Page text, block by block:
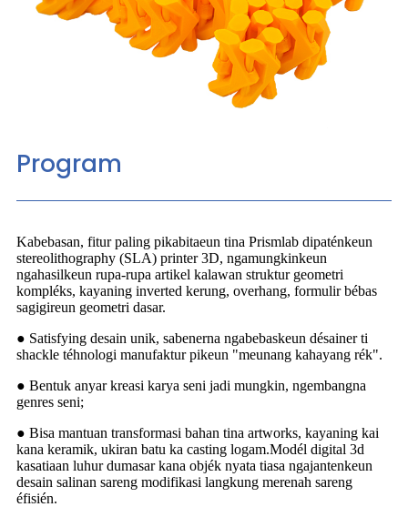
Program
Kabebasan, fitur paling pikabitaeun tina Prismlab dipaténkeun
stereolithography (SLA) printer 3D, ngamungkinkeun
ngahasilkeun rupa-rupa artikel kalawan struktur geometri
kompléks, kayaning inverted kerung, overhang, formulir bébas
sagigireun geometri dasar.
● Satisfying desain unik, sabenerna ngabebaskeun désainer ti
shackle téhnologi manufaktur pikeun "meunang kahayang rék".
● Bentuk anyar kreasi karya seni jadi mungkin, ngembangna
genres seni;
● Bisa mantuan transformasi bahan tina artworks, kayaning kai
kana keramik, ukiran batu ka casting logam.Modél digital 3d
kasatiaan luhur dumasar kana objék nyata tiasa ngajantenkeun
desain salinan sareng modifikasi langkung merenah sareng
éfisién.